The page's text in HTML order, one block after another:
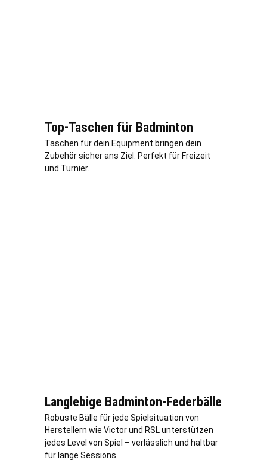
Top-Taschen für Badminton
Taschen für dein Equipment bringen dein
Zubehör sicher ans Ziel. Perfekt für Freizeit
und Turnier.
Langlebige Badminton-Federbälle
Robuste Bälle für jede Spielsituation von
Herstellern wie Victor und RSL unterstützen
jedes Level von Spiel – verlässlich und haltbar
für lange Sessions.